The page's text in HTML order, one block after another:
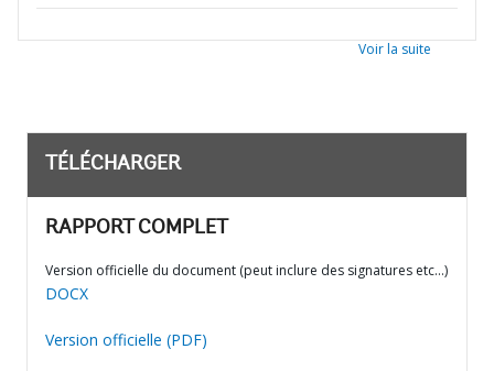
Voir la suite
TÉLÉCHARGER
RAPPORT COMPLET
Version officielle du document (peut inclure des signatures etc…)
DOCX
Version officielle (PDF)